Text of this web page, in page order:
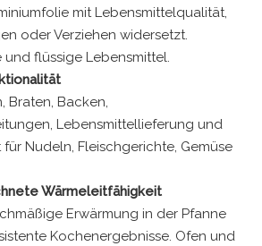
mit Lebensmittelqualität,
oder Verziehen widersetzt.
und flüssige Lebensmittel.
Braten, Backen,
Lebensmittellieferung und
Nudeln, Fleischgerichte, Gemüse
Wärmeleitfähigkeit
Erwärmung in der Pfanne
Kochenergebnisse. Ofen und